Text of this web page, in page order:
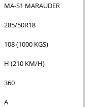
MA-S1 MARAUDER
285/50R18
108 (1000 KGS)
H (210 KM/H)
360
A